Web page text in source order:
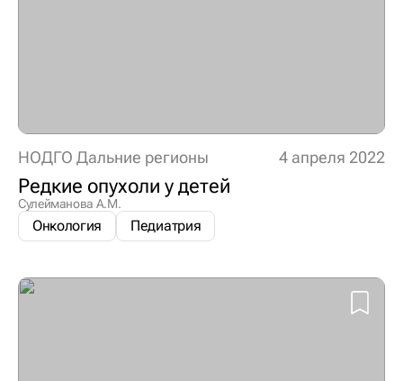
НОДГО Дальние регионы 4 апреля 2022
Редкие опухоли у детей
Сулейманова А.М.
Онкология Педиатрия